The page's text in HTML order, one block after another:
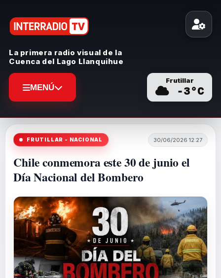
La primera radio visual de la
Cuenca del Lago Llanquihue
Frutillar
-3°C
MENÚ
FRUTILLAR - NACIONAL 30/06/2026 12:27
Chile conmemora este 30 de junio el
Día Nacional del Bombero